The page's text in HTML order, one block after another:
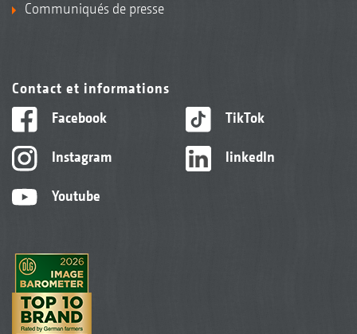
Communiqués de presse
Contact et informations
Facebook
Instagram
Youtube
TikTok
linkedIn